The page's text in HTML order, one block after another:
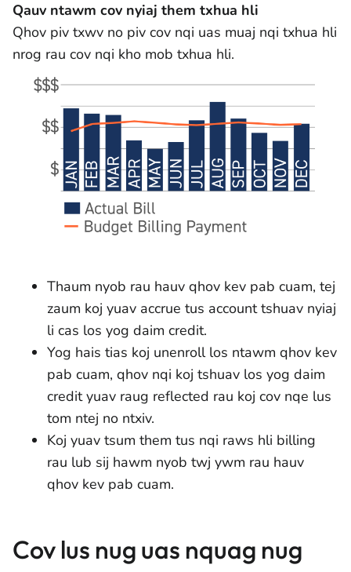
Qauv ntawm cov nyiaj them txhua hli
Qhov piv txwv no piv cov nqi uas muaj nqi txhua hli
nrog rau cov nqi kho mob txhua hli.
Thaum nyob rau hauv qhov kev pab cuam, tej
zaum koj yuav accrue tus account tshuav nyiaj
li cas los yog daim credit.
Yog hais tias koj unenroll los ntawm qhov kev
pab cuam, qhov nqi koj tshuav los yog daim
credit yuav raug reflected rau koj cov nqe lus
tom ntej no ntxiv.
Koj yuav tsum them tus nqi raws hli billing
rau lub sij hawm nyob twj ywm rau hauv
qhov kev pab cuam.
Cov lus nug uas nquag nug